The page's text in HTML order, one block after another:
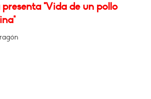
presenta "Vida de un pollo